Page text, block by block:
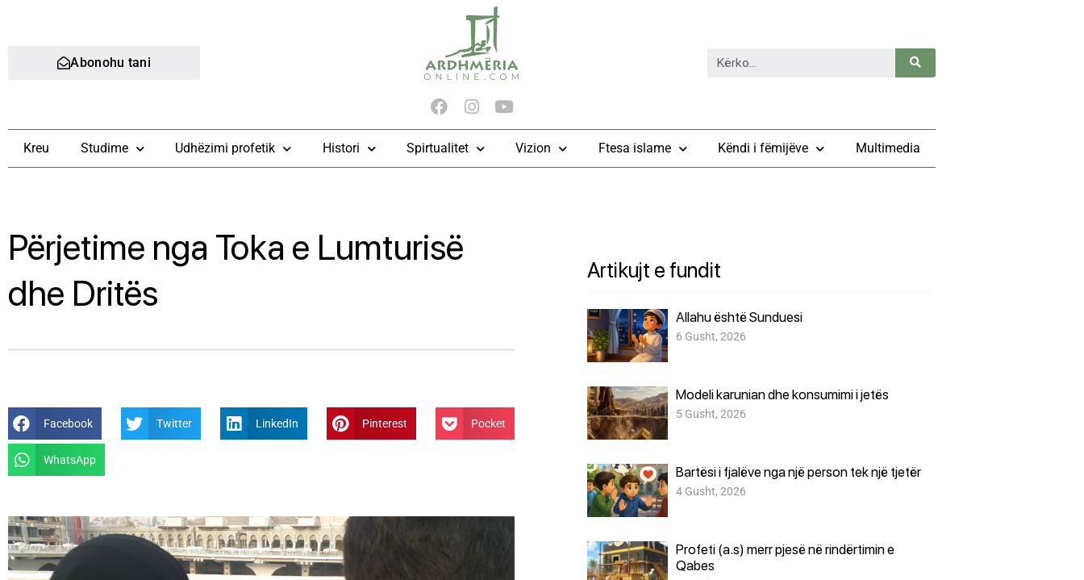
Abonohu tani
Kreu Studime Udhëzimi profetik Histori Spirtualitet Vizion Ftesa islame Këndi i fëmijëve Multimedia
Përjetime nga Toka e Lumturisë
dhe Dritës
Facebook Twitter LinkedIn Pinterest Pocket
WhatsApp
Artikujt e fundit
Allahu është Sunduesi
6 Gusht, 2026
Modeli karunian dhe konsumimi i jetës
5 Gusht, 2026
Bartësi i fjalëve nga një person tek një tjetër
4 Gusht, 2026
Profeti (a.s) merr pjesë në rindërtimin e
Qabes